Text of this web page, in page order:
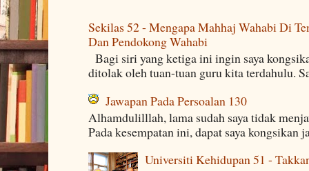
Sekilas 52 - Mengapa Mahhaj Wahabi Di
Dan Pendokong Wahabi
Bagi siri yang ketiga ini ingin saya
ditolak oleh tuan-tuan guru kita terdahulu.
Jawapan Pada Persoalan 130
Alhamdulilllah, lama sudah saya tidak
Pada kesempatan ini, dapat saya kongsikan
Universiti Kehidupan 51 -